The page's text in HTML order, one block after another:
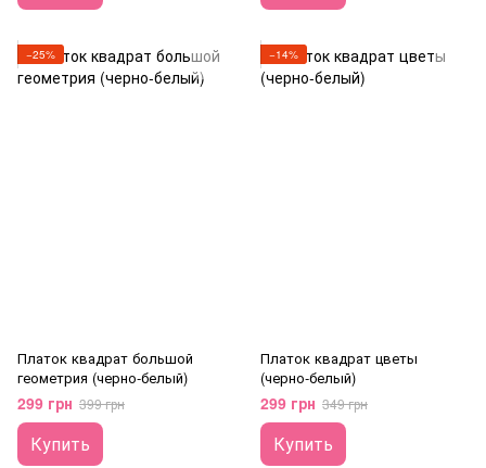
−25%
Платок квадрат большой
геометрия (черно-белый)
299 грн 399 грн
Купить
−14%
Платок квадрат цветы
(черно-белый)
299 грн 349 грн
Купить